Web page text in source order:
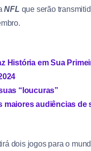
NFL que serão
História em Sua
“loucuras”
maiores audiências de
dois jogos para o